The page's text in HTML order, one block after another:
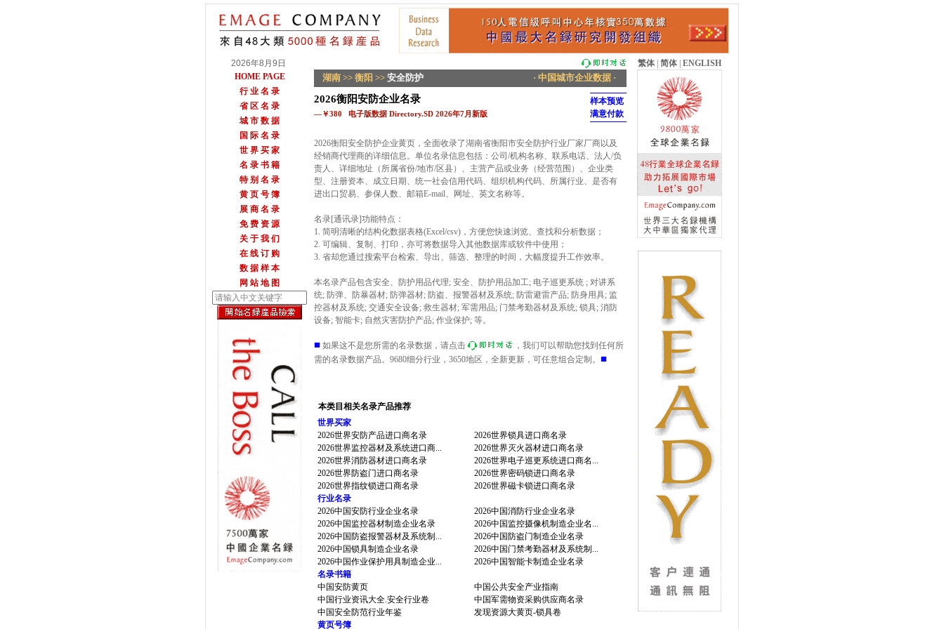
2026年8月9日 繁体 简体 ENGLISH
HOME PAGE
行 业 名 录
省 区 名 录
城 市 数 据
国 际 名 录
世 界 买 家
名 录 书 籍
特 别 名 录
黄 页 号 簿
展 商 名 录
免 费 资 源
关 于 我 们
在 线 订 购
数 据 样 本
网 站 地 图
湖南 >> 衡阳 >> 安全防护 · 中国城市企业数据 ·
2026衡阳安防企业名录
—￥380 电子版数据 Directory.SD 2026年7月新版
样本预览
满意付款
2026衡阳安全防护企业黄页，全面收录了湖南省衡阳市安全防护行业厂家厂商以及
经销商代理商的详细信息。单位名录信息包括：公司/机构名称、联系电话、法人/负
责人、详细地址（所属省份/地市/区县）、主营产品或业务（经营范围）、企业类
型、注册资本、成立日期、统一社会信用代码、组织机构代码、所属行业、是否有
进出口贸易、参保人数、邮箱E-mail、网址、英文名称等。
名录[通讯录]功能特点：
1. 简明清晰的结构化数据表格(Excel/csv)，方便您快速浏览、查找和分析数据；
2. 可编辑、复制、打印，亦可将数据导入其他数据库或软件中使用；
3. 省却您通过搜索平台检索、导出、筛选、整理的时间，大幅度提升工作效率。
本名录产品包含安全、防护用品代理; 安全、防护用品加工; 电子巡更系统 ; 对讲系
统; 防弹、防暴器材; 防弹器材; 防盗、报警器材及系统; 防雷避雷产品; 防身用具; 监
控器材及系统; 交通安全设备; 救生器材; 军需用品; 门禁考勤器材及系统; 锁具; 消防
设备; 智能卡; 自然灾害防护产品; 作业保护; 等。
■ 如果这不是您所需的名录数据，请点击
，我们可以帮助您找到任何所
需的名录数据产品。9680细分行业，3650地区，全新更新，可任意组合定制。 ■
本类目相关名录产品推荐
世界买家
2026世界安防产品进口商名录
2026世界锁具进口商名录
2026世界监控器材及系统进口商...
2026世界灭火器材进口商名录
2026世界消防器材进口商名录
2026世界电子巡更系统进口商名...
2026世界防盗门进口商名录
2026世界密码锁进口商名录
2026世界指纹锁进口商名录
2026世界磁卡锁进口商名录
行业名录
2026中国安防行业企业名录
2026中国消防行业企业名录
2026中国监控器材制造企业名录
2026中国监控摄像机制造企业名...
2026中国防盗报警器材及系统制...
2026中国防盗门制造企业名录
2026中国锁具制造企业名录
2026中国门禁考勤器材及系统制...
2026中国作业保护用具制造企业...
2026中国智能卡制造企业名录
名录书籍
中国安防黄页
中国公共安全产业指南
中国行业资讯大全.安全行业卷
中国军需物资采购供应商名录
中国安全防范行业年鉴
发现资源大黄页-锁具卷
黄页号簿